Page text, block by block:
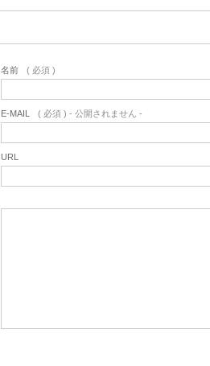
名前 ( 必須 )
E-MAIL ( 必須 ) - 公開されません -
URL